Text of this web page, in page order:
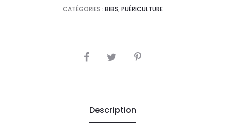
CATÉGORIES : BIBS, PUÉRICULTURE
SHARE
Description